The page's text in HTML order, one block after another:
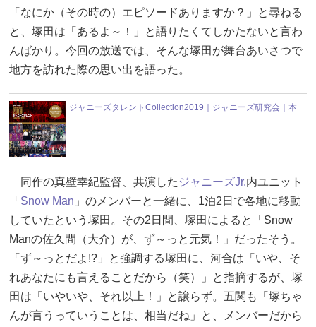
「なにか（その時の）エピソードありますか？」と尋ねる
と、塚田は「あるよ～！」と語りたくてしかたないと言わ
んばかり。今回の放送では、そんな塚田が舞台あいさつで
地方を訪れた際の思い出を語った。
ジャニーズタレントCollection2019｜ジャニーズ研究会｜本
同作の真壁幸紀監督、共演した ジャニーズJr.内ユニット
「 Snow Man 」のメンバーと一緒に、1泊2日で各地に移動
していたという塚田。その2日間、塚田によると「Snow
Manの佐久間（大介）が、ず～っと元気！」だったそう。
「ず～っとだよ!?」と強調する塚田に、河合は「いや、そ
れあなたにも言えることだから（笑）」と指摘するが、塚
田は「いやいや、それ以上！」と譲らず。五関も「塚ちゃ
んが言うっていうことは、相当だね」と、メンバーだから